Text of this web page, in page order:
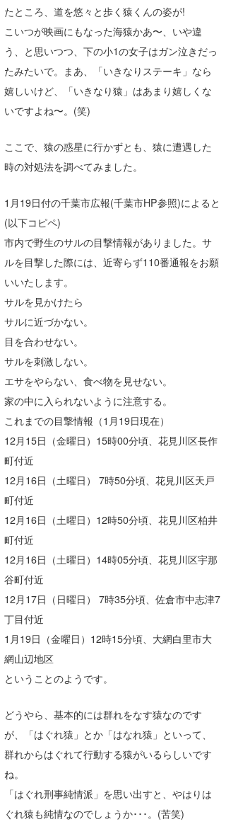
たところ、道を悠々と歩く猿くんの姿が!
こいつが映画にもなった海猿かあ〜、いや違
う、と思いつつ、下の小1の女子はガン泣きだっ
たみたいで。まあ、「いきなりステーキ」なら
嬉しいけど、「いきなり猿」はあまり嬉しくな
いですよね〜。(笑)
ここで、猿の惑星に行かずとも、猿に遭遇した
時の対処法を調べてみました。
1月19日付の千葉市広報(千葉市HP参照)によると
(以下コピペ)
市内で野生のサルの目撃情報がありました。サ
ルを目撃した際には、近寄らず110番通報をお願
いいたします。
サルを見かけたら
サルに近づかない。
目を合わせない。
サルを刺激しない。
エサをやらない、食べ物を見せない。
家の中に入られないように注意する。
これまでの目撃情報（1月19日現在）
12月15日（金曜日）15時00分頃、花見川区長作
町付近
12月16日（土曜日） 7時50分頃、花見川区天戸
町付近
12月16日（土曜日）12時50分頃、花見川区柏井
町付近
12月16日（土曜日）14時05分頃、花見川区宇那
谷町付近
12月17日（日曜日） 7時35分頃、佐倉市中志津7
丁目付近
1月19日（金曜日）12時15分頃、大網白里市大
網山辺地区
ということのようです。
どうやら、基本的には群れをなす猿なのです
が、「はぐれ猿」とか「はなれ猿」といって、
群れからはぐれて行動する猿がいるらしいです
ね。
「はぐれ刑事純情派」を思い出すと、やはりは
ぐれ猿も純情なのでしょうか･･･。(苦笑)
mitz
OYZ
S.K
waka☆=
たっちー
ハンマー
まっきー
三輪予報士
小川予報士
上田純子
上條将美
唐澤予報士
ゴン
予報士 hiro.
banpaku
Mr.K
chappy
Romisea